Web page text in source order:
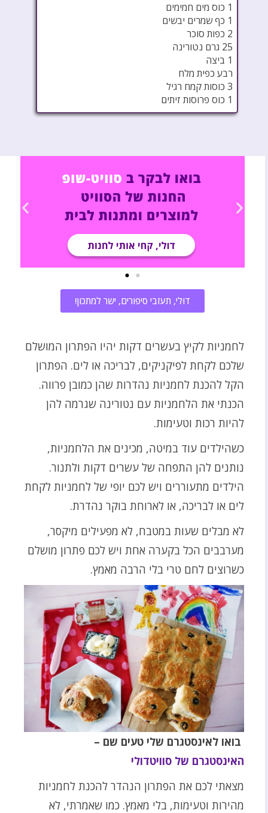
1 כוס מים חמימים
1 כף שמרים יבשים
2 כפות סוכר
25 גרם נטורינה
1 ביצה
רבע כפית מלח
3 כוסות קמח רגיל
1 כוס פרוסות זיתים
דוּלי, תעזבי סיפורים, ישר למתכון!
לחמניות לקיץ בעשרים דקות יהיו הפתרון המושלם
שלכם לקחת לפיקניקים, לבריכה או לים. הפתרון
הקל להכנת לחמניות נהדרות שהן כמובן פרווה.
הכנתי את הלחמניות עם נטורינה שגרמה להן
להיות רכות וטעימות.
כשהילדים עוד במיטה, מכינים את הלחמניות,
נותנים להן התפחה של עשרים דקות ולתנור.
הילדים מתעוררים ויש לכם יופי של לחמניות לקחת
לים או לבריכה, או לארוחת בוקר נהדרת.
לא מבלים שעות במטבח, לא מפעילים מיקסר,
מערבבים הכל בקערה אחת ויש לכם פתרון מושלם
כשרוצים לחם טרי בלי הרבה מאמץ.
בואו לאינסטגרם שלי טעים שם –
האינסטגרם של סוויטדולי
מצאתי לכם את הפתרון הנהדר להכנת לחמניות
מהירות וטעימות, בלי מאמץ. כמו שאמרתי, לא